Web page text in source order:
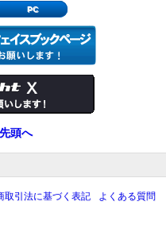
PC
頭へ
取引法に基づく表記
よくある質問